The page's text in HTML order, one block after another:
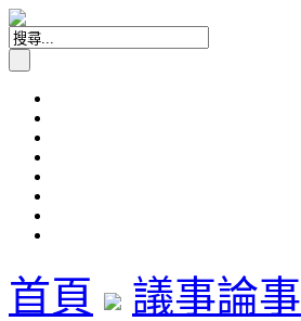
首頁 議事論事